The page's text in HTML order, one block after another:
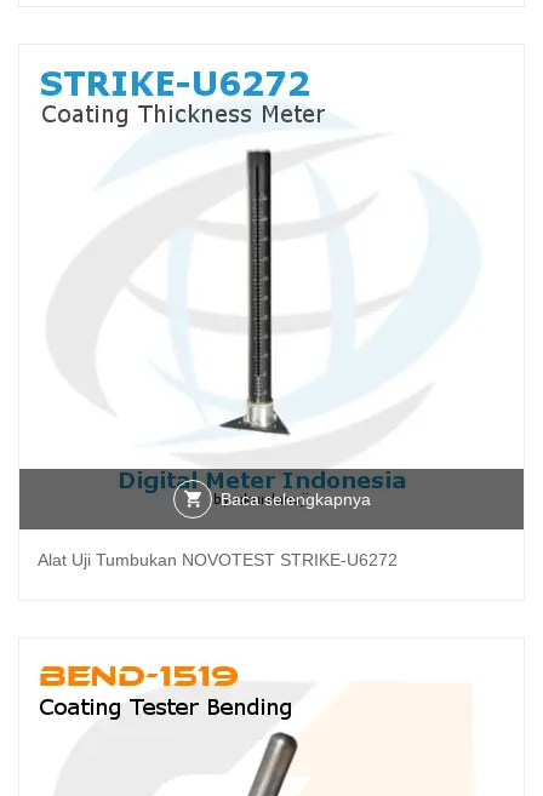
Baca selengkapnya
Alat Uji Tumbukan NOVOTEST STRIKE-U6272